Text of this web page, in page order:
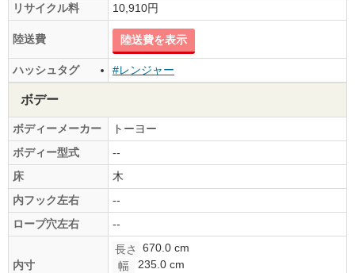
リサイクル料
10,910円
陸送費 陸送費を表示
ハッシュタグ #レンジャー
ボデー
ボディーメーカー
トーヨー
ボディー型式
--
床
木
内フック左右
--
ロープ穴左右
--
内寸
長さ
670.0 cm
幅
235.0 cm